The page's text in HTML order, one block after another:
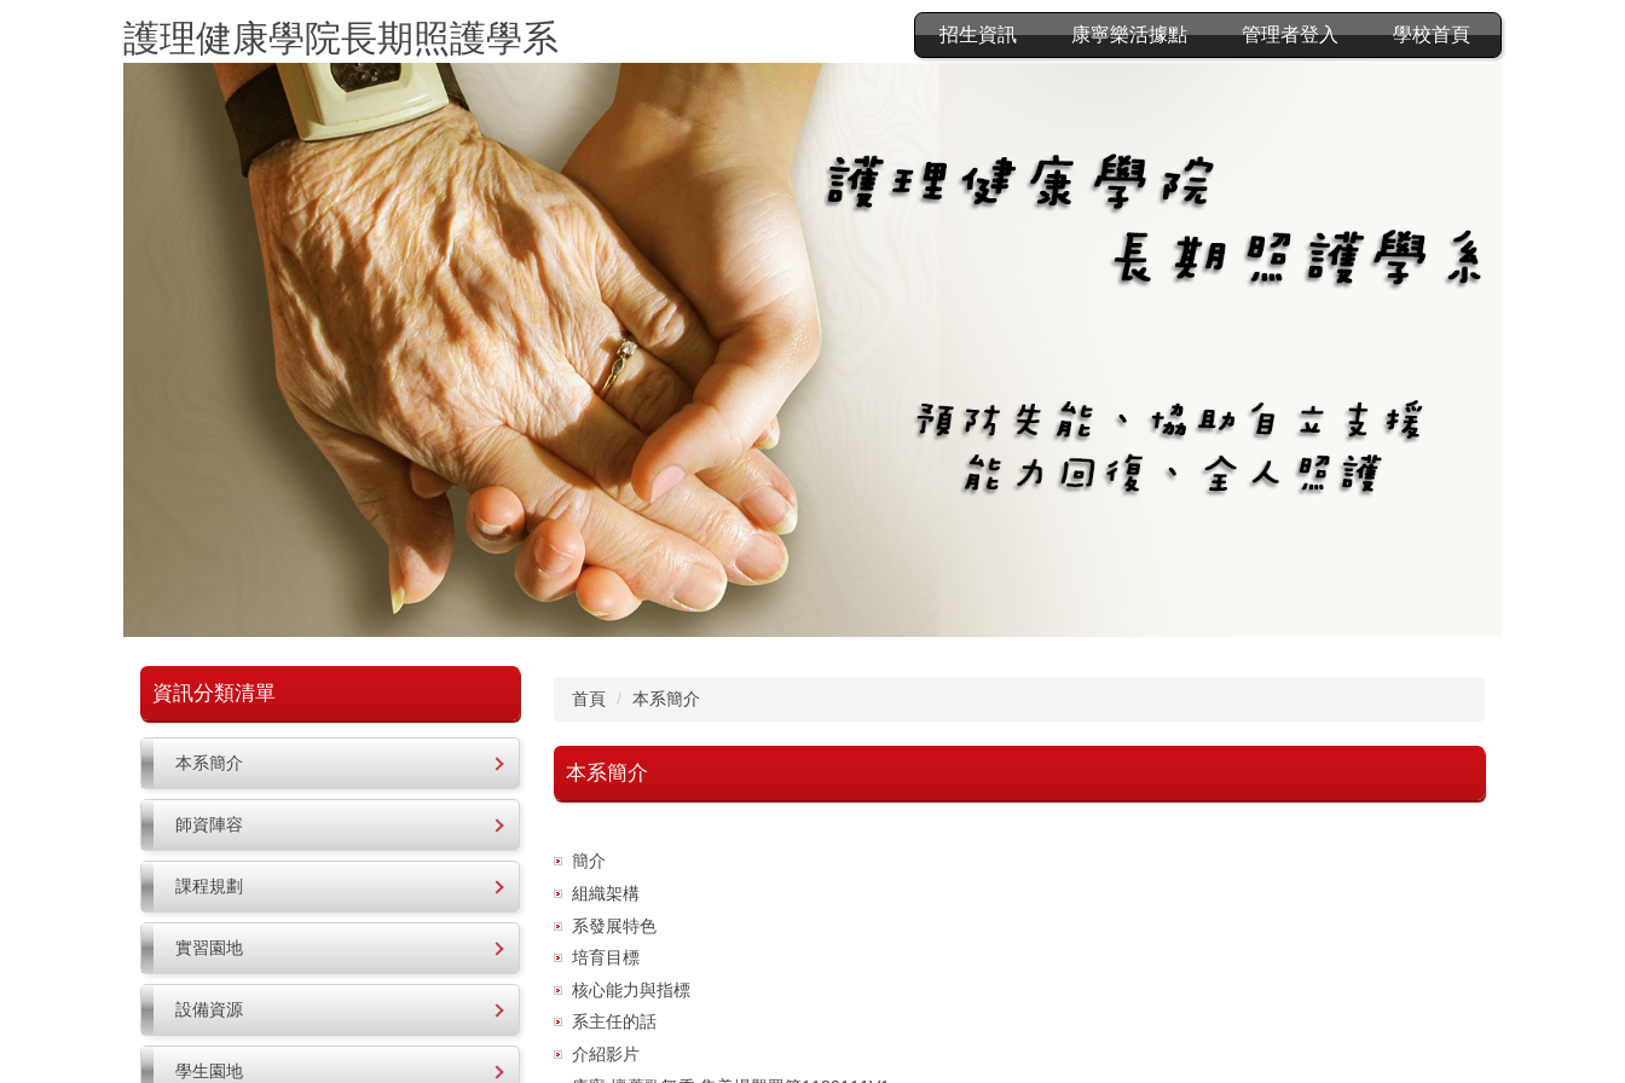
護理健康學院長期照護學系 招生資訊 康寧樂活據點 管理者登入 學校首頁
資訊分類清單
本系簡介
師資陣容
課程規劃
實習園地
設備資源
學生園地
首頁 本系簡介
本系簡介
簡介
組織架構
系發展特色
培育目標
核心能力與指標
系主任的話
介紹影片